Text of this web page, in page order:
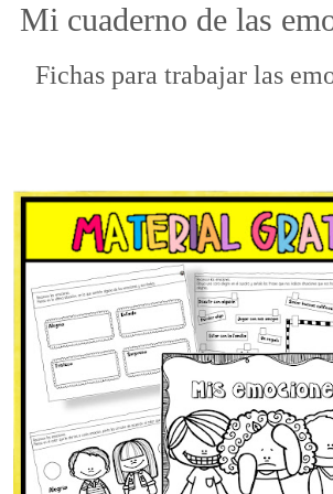
Mi cuaderno de las
Fichas para trabajar las